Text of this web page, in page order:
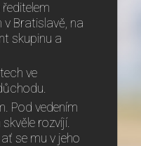
Bratislavě, na
skupinu a
ve
Pod vedením
rozvíjí.
se mu v jeho